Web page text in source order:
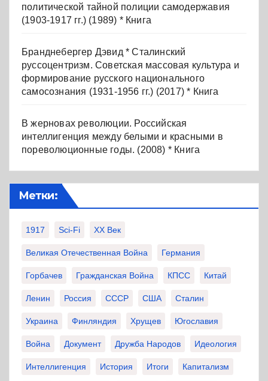
политической тайной полиции самодержавия
(1903-1917 гг.) (1989) * Книга
Бранднебергер Дэвид * Сталинский
руссоцентризм. Советская массовая культура и
формирование русского национального
самосознания (1931-1956 гг.) (2017) * Книга
В жерновах революции. Российская
интеллигенция между белыми и красными в
пореволюционные годы. (2008) * Книга
Метки:
1917 Sci-Fi XX Век
Великая Отечественная Война Германия
Горбачев Гражданская Война КПСС Китай
Ленин Россия СССР США Сталин
Украина Финляндия Хрущев Югославия
Война Документ Дружба Народов Идеология
Интеллигенция История Итоги Капитализм